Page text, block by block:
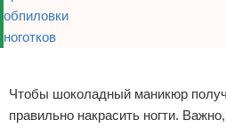
Чтобы шоколадный маникюр
правильно накрасить ногти.